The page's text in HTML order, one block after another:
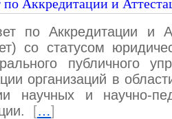
Аккредитации и
по Аккредитации и
со статусом
публичного
организаций в
научных и научно-
[…]